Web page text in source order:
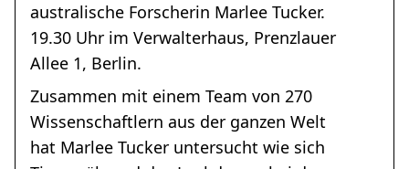
australische Forscherin Marlee Tucker.
19.30 Uhr im Verwalterhaus, Prenzlauer
Allee 1, Berlin.
Zusammen mit einem Team von 270
Wissenschaftlern aus der ganzen Welt
hat Marlee Tucker untersucht wie sich